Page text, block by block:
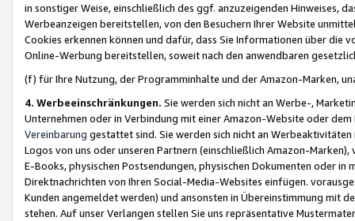
in sonstiger Weise, einschließlich des ggf. anzuzeigenden Hinweises,
Werbeanzeigen bereitstellen, von den Besuchern Ihrer Website
Cookies erkennen können und dafür, dass Sie Informationen über die
Online-Werbung bereitstellen, soweit nach den anwendbaren
(f) für Ihre Nutzung, der Programminhalte und der Amazon-Marken,
4. Werbeeinschränkungen. Sie werden sich nicht an Werbe-,
Unternehmen oder in Verbindung mit einer Amazon-Website oder
Vereinbarung gestattet sind. Sie werden sich nicht an
Logos von uns oder unseren Partnern (einschließlich Amazon-
E-Books, physischen Postsendungen, physischen Dokumenten oder in
Direktnachrichten von Ihren Social-Media-Websites einfügen.
Kunden angemeldet werden) und ansonsten in Übereinstimmung mit
stehen. Auf unser Verlangen stellen Sie uns repräsentative